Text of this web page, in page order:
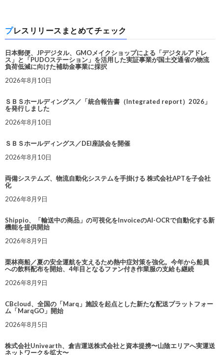
プレスリリースまとめてチェック
日本郵便、JPデジタル、GMOメイクショップによる「デジタルアドレ
ス」と「PUDOステーション」を活用した実証事業が国土交通省の物流
負荷低減に向けた補助金事業に採択
2026年8月10日
ＳＢＳホールディングス／「統合報告書（Integrated report）2026」
を発行しました
2026年8月10日
ＳＢＳホールディングス／DEI座談会を開催
2026年8月10日
両備システムズ、物流自動化システムを手掛ける 株式会社APTを子会社
化
2026年8月9日
Shippio、「輸送中の商品」の可視化をInvoiceのAI-OCRで自動化する新
機能を提供開始
2026年8月9日
栗林商船／夏の安全運航を支えるため熱中症対策を強化。今年から船員
への飲料配布を開始、4年目となるファン付き作業服の支給も継続
2026年8月9日
CBcloud、全国の「Marq」施設を起点とした新たな配送プラットフォー
ム「MarqGO」開始
2026年8月5日
株式会社Univearth、倉吉運送株式会社と資本提携〜山陰エリアへ実運送
ネットワークを拡大〜